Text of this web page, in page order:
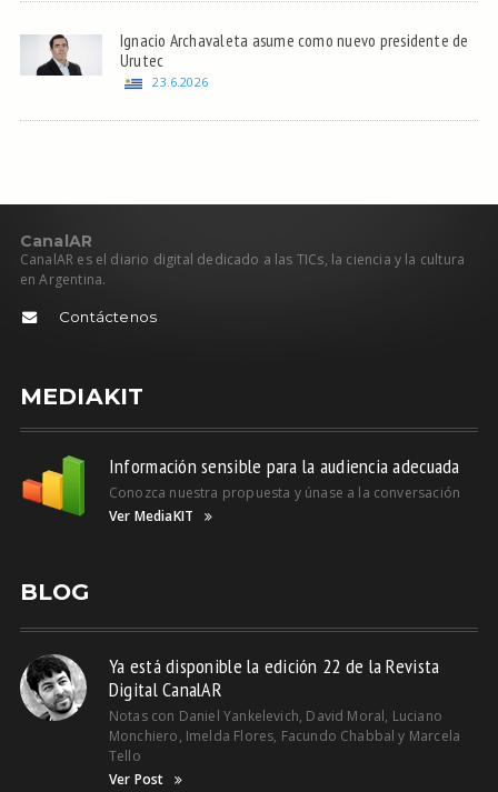
Ignacio Archavaleta asume como nuevo presidente de
Urutec
23.6.2026
CanalAR
CanalAR es el diario digital dedicado a las TICs, la ciencia y la cultura
en Argentina.
Contáctenos
MEDIAKIT
Información sensible para la audiencia adecuada
Conozca nuestra propuesta y únase a la conversación
Ver MediaKIT
BLOG
Ya está disponible la edición 22 de la Revista
Digital CanalAR
Notas con Daniel Yankelevich, David Moral, Luciano
Monchiero, Imelda Flores, Facundo Chabbal y Marcela
Tello
Ver Post